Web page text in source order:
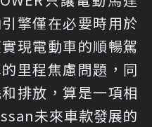
擎僅在必要時用於
現電動車的順暢駕
里程焦慮問題，同
排放，算是一項相
未來車款發展的